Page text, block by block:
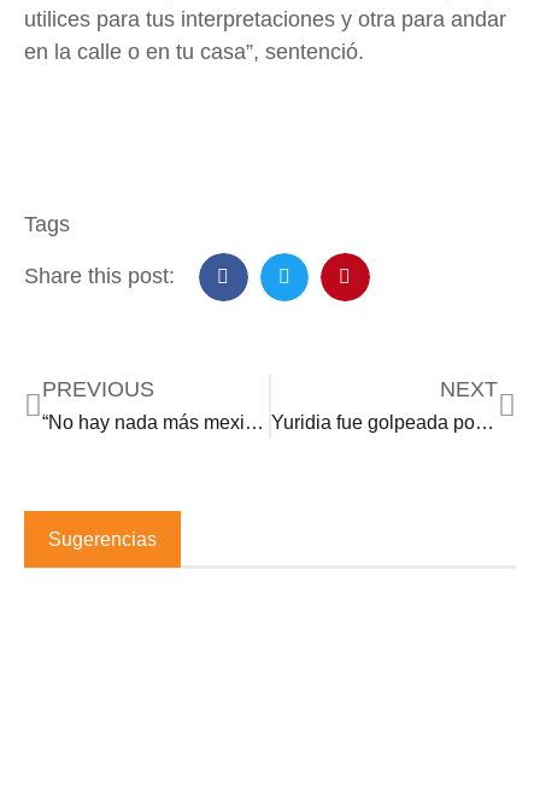
utilices para tus interpretaciones y otra para andar
en la calle o en tu casa”, sentenció.
Tags
Share this post:
PREVIOUS
“No hay nada más mexicano que el mexicano que deja su país: Alejandro G. Iñárritu
NEXT
Yuridia fue golpeada por no cantar en una fiesta
Sugerencias